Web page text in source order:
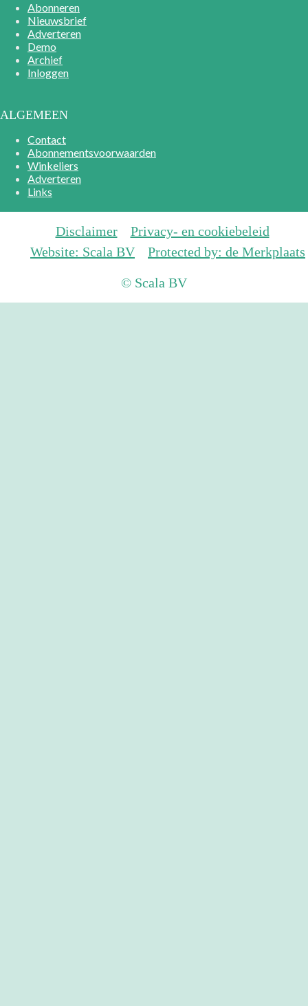
Abonneren
Nieuwsbrief
Adverteren
Demo
Archief
Inloggen
ALGEMEEN
Contact
Abonnementsvoorwaarden
Winkeliers
Adverteren
Links
Disclaimer
Privacy- en cookiebeleid
Website: Scala BV
Protected by: de Merkplaats
© Scala BV